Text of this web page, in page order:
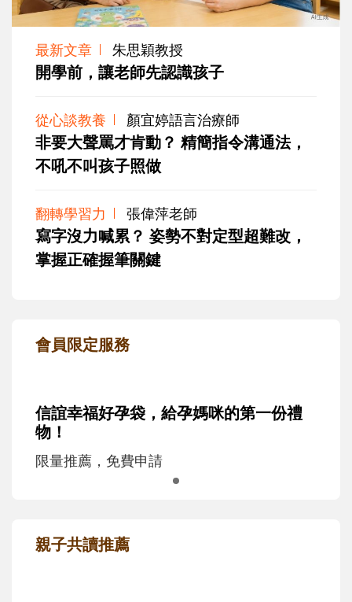
最新文章 朱思穎教授
開學前，讓老師先認識孩子
從心談教養 顏宜婷語言治療師
非要大聲罵才肯動？ 精簡指令溝通法，
不吼不叫孩子照做
翻轉學習力 張偉萍老師
寫字沒力喊累？ 姿勢不對定型超難改，
掌握正確握筆關鍵
會員限定服務
信誼幸福好孕袋，給孕媽咪的第一份禮
物！
限量推薦，免費申請
親子共讀推薦